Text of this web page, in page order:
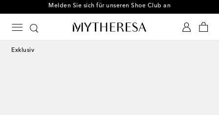
Melden Sie sich für unseren Shoe Club an
Exklusiv